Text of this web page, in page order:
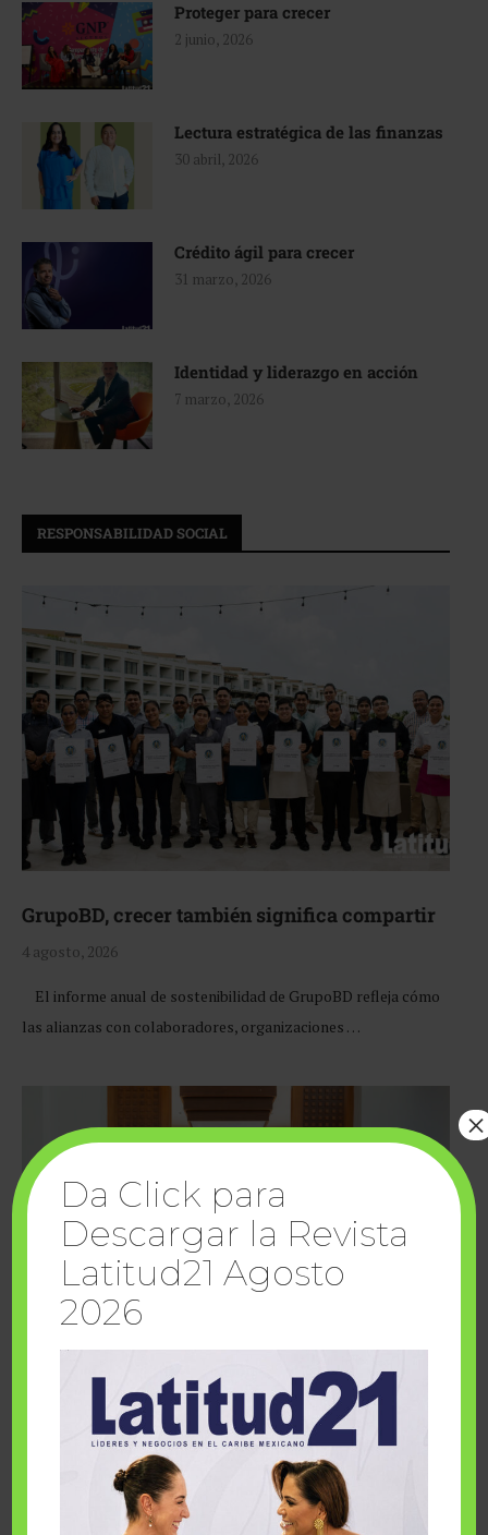
Proteger para crecer
2 junio, 2026
Lectura estratégica de las finanzas
30 abril, 2026
Crédito ágil para crecer
31 marzo, 2026
Identidad y liderazgo en acción
7 marzo, 2026
RESPONSABILIDAD SOCIAL
GrupoBD, crecer también significa compartir
4 agosto, 2026
El informe anual de sostenibilidad de GrupoBD refleja cómo
las alianzas con colaboradores, organizaciones …
Cuando la solidaridad inspira; cumplen
sueños Fairmont Mayakoba y Make-A-Wish
Da Click para
Descargar la Revista
Latitud21 Agosto
2026
×